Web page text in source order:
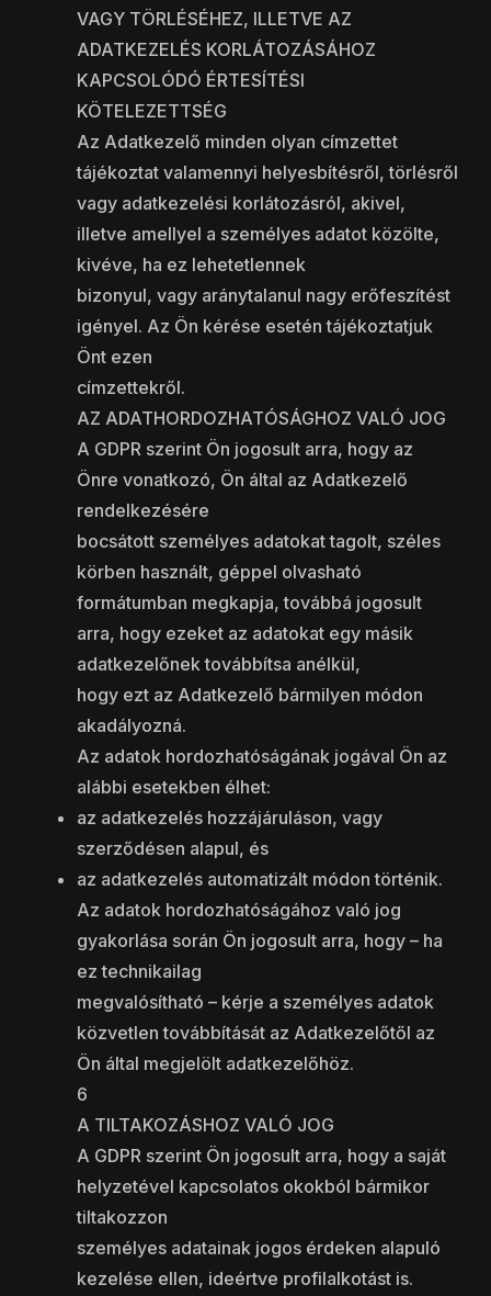
VAGY TÖRLÉSÉHEZ, ILLETVE AZ
ADATKEZELÉS KORLÁTOZÁSÁHOZ
KAPCSOLÓDÓ ÉRTESÍTÉSI
KÖTELEZETTSÉG
Az Adatkezelő minden olyan címzettet
tájékoztat valamennyi helyesbítésről, törlésről
vagy adatkezelési korlátozásról, akivel,
illetve amellyel a személyes adatot közölte,
kivéve, ha ez lehetetlennek
bizonyul, vagy aránytalanul nagy erőfeszítést
igényel. Az Ön kérése esetén tájékoztatjuk
Önt ezen
címzettekről.
AZ ADATHORDOZHATÓSÁGHOZ VALÓ JOG
A GDPR szerint Ön jogosult arra, hogy az
Önre vonatkozó, Ön által az Adatkezelő
rendelkezésére
bocsátott személyes adatokat tagolt, széles
körben használt, géppel olvasható
formátumban megkapja, továbbá jogosult
arra, hogy ezeket az adatokat egy másik
adatkezelőnek továbbítsa anélkül,
hogy ezt az Adatkezelő bármilyen módon
akadályozná.
Az adatok hordozhatóságának jogával Ön az
alábbi esetekben élhet:
az adatkezelés hozzájáruláson, vagy
szerződésen alapul, és
az adatkezelés automatizált módon történik.
Az adatok hordozhatóságához való jog
gyakorlása során Ön jogosult arra, hogy – ha
ez technikailag
megvalósítható – kérje a személyes adatok
közvetlen továbbítását az Adatkezelőtől az
Ön által megjelölt adatkezelőhöz.
6
A TILTAKOZÁSHOZ VALÓ JOG
A GDPR szerint Ön jogosult arra, hogy a saját
helyzetével kapcsolatos okokból bármikor
tiltakozzon
személyes adatainak jogos érdeken alapuló
kezelése ellen, ideértve profilalkotást is.